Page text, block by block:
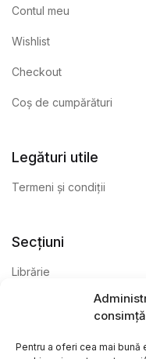
Pentru a oferi cea mai
Contul meu
Wishlist
Checkout
Coș de cumpărături
Legături utile
Termeni și condiții
Secțiuni
Librărie